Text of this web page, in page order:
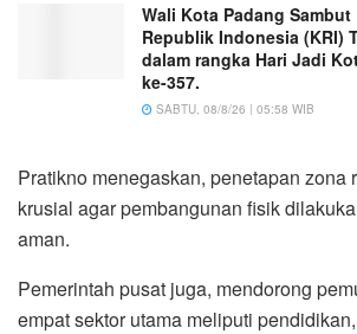
Wali Kota Padang
Republik Indonesia (KRI)
dalam rangka Hari Jadi
ke-357.
SABTU, 08/8/26 | 05:58 WIB
Pratikno menegaskan, penetapan zona
krusial agar pembangunan fisik
aman.
Pemerintah pusat juga, mendorong
empat sektor utama meliputi